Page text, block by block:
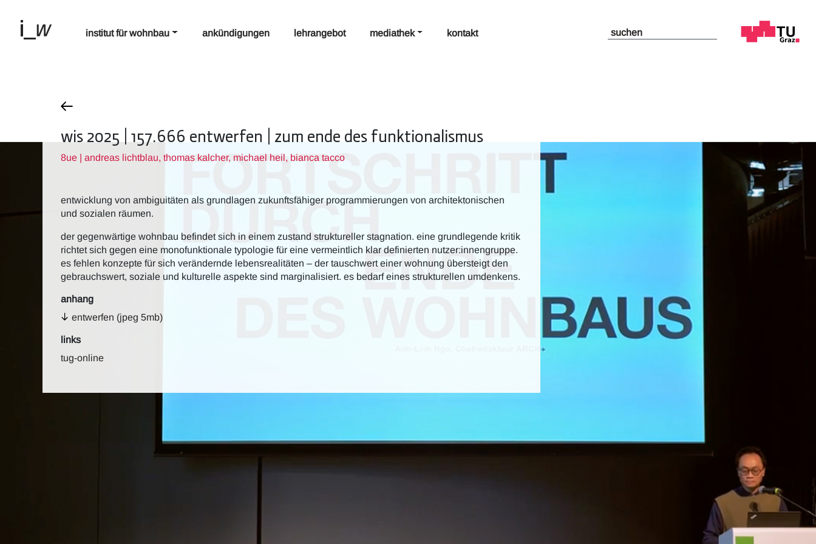
institut für wohnbau ankündigungen lehrangebot mediathek kontakt
wis 2025 | 157.666 entwerfen | zum ende des funktionalismus
8ue | andreas lichtblau, thomas kalcher, michael heil, bianca tacco
entwicklung von ambiguitäten als grundlagen zukunftsfähiger programmierungen von architektonischen
und sozialen räumen.
der gegenwärtige wohnbau befindet sich in einem zustand struktureller stagnation. eine grundlegende kritik
richtet sich gegen eine monofunktionale typologie für eine vermeintlich klar definierten nutzer:innengruppe.
es fehlen konzepte für sich verändernde lebensrealitäten – der tauschwert einer wohnung übersteigt den
gebrauchswert, soziale und kulturelle aspekte sind marginalisiert. es bedarf eines strukturellen umdenkens.
anhang
entwerfen (jpeg 5mb)
links
tug-online